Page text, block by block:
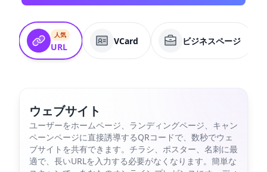
人気
URL
VCard ビジネスページ
ウェブサイト
ユーザーをホームページ、ランディングページ、キャン
ペーンページに直接誘導するQRコードで、数秒でウェ
ブサイトを共有できます。チラシ、ポスター、名刺に最
適で、長いURLを入力する必要がなくなります。簡単な